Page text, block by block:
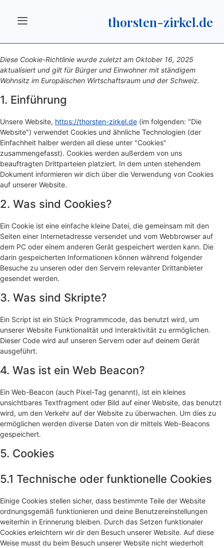
thorsten-zirkel.de
Cookie-Richtlinie (EU)
Diese Cookie-Richtlinie wurde zuletzt am Oktober 16, 2025
aktualisiert und gilt für Bürger und Einwohner mit ständigem
Wohnsitz im Europäischen Wirtschaftsraum und der Schweiz.
1. Einführung
Unsere Website, https://thorsten-zirkel.de (im folgenden: "Die
Website") verwendet Cookies und ähnliche Technologien (der
Einfachheit halber werden all diese unter "Cookies"
zusammengefasst). Cookies werden außerdem von uns
beauftragten Drittparteien platziert. In dem unten stehendem
Dokument informieren wir dich über die Verwendung von Cookies
auf unserer Website.
2. Was sind Cookies?
Ein Cookie ist eine einfache kleine Datei, die gemeinsam mit den
Seiten einer Internetadresse versendet und vom Webbrowser auf
dem PC oder einem anderen Gerät gespeichert werden kann. Die
darin gespeicherten Informationen können während folgender
Besuche zu unseren oder den Servern relevanter Drittanbieter
gesendet werden.
3. Was sind Skripte?
Ein Script ist ein Stück Programmcode, das benutzt wird, um
unserer Website Funktionalität und Interaktivität zu ermöglichen.
Dieser Code wird auf unseren Servern oder auf deinem Gerät
ausgeführt.
4. Was ist ein Web Beacon?
Ein Web-Beacon (auch Pixel-Tag genannt), ist ein kleines
unsichtbares Textfragment oder Bild auf einer Website, das benutzt
wird, um den Verkehr auf der Website zu überwachen. Um dies zu
ermöglichen werden diverse Daten von dir mittels Web-Beacons
gespeichert.
5. Cookies
5.1 Technische oder funktionelle Cookies
Einige Cookies stellen sicher, dass bestimmte Teile der Website
ordnungsgemäß funktionieren und deine Benutzereinstellungen
weiterhin in Erinnerung bleiben. Durch das Setzen funktionaler
Cookies erleichtern wir dir den Besuch unserer Website. Auf diese
Weise musst du beim Besuch unserer Website nicht wiederholt